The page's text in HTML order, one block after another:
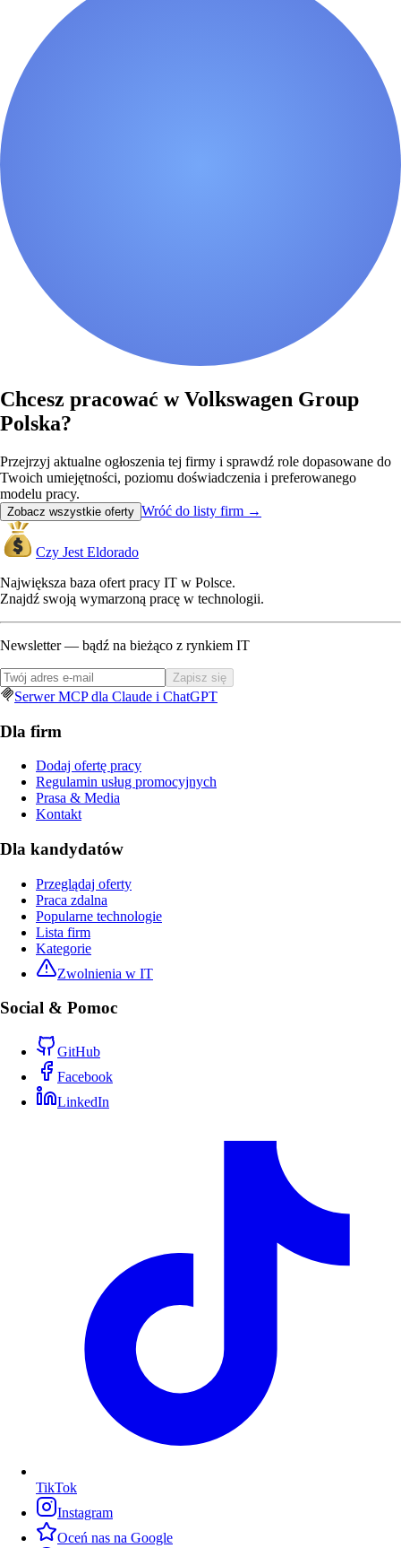
Chcesz pracować w Volkswagen Group
Polska?
Przejrzyj aktualne ogłoszenia tej firmy i sprawdź role dopasowane do
Twoich umiejętności, poziomu doświadczenia i preferowanego
modelu pracy.
Zobacz wszystkie oferty Wróć do listy firm →
Czy Jest Eldorado
Największa baza ofert pracy IT w Polsce.
Znajdź swoją wymarzoną pracę w technologii.
Newsletter — bądź na bieżąco z rynkiem IT
Zapisz się
Serwer MCP dla Claude i ChatGPT
Dla firm
Dodaj ofertę pracy
Regulamin usług promocyjnych
Prasa & Media
Kontakt
Dla kandydatów
Przeglądaj oferty
Praca zdalna
Popularne technologie
Lista firm
Kategorie
Zwolnienia w IT
Social & Pomoc
GitHub
Facebook
LinkedIn
TikTok
Instagram
Oceń nas na Google